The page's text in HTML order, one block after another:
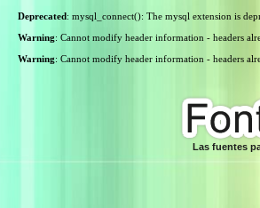
Deprecated: mysql_connect(): The mysql extension is
Warning: Cannot modify header information - headers
Warning: Cannot modify header information - headers
Las fuentes